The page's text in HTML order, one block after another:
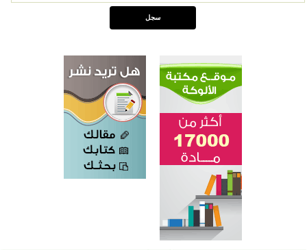
القرآن والتربية في صدارة البرامج الصيفية للمسلمين في بينزا وساراتوف وموردوفيا هذا العام
اختتام الدورة التاسعة لمسابقة حفظ وتلاوة القرآن الكريم في أزناكاييف